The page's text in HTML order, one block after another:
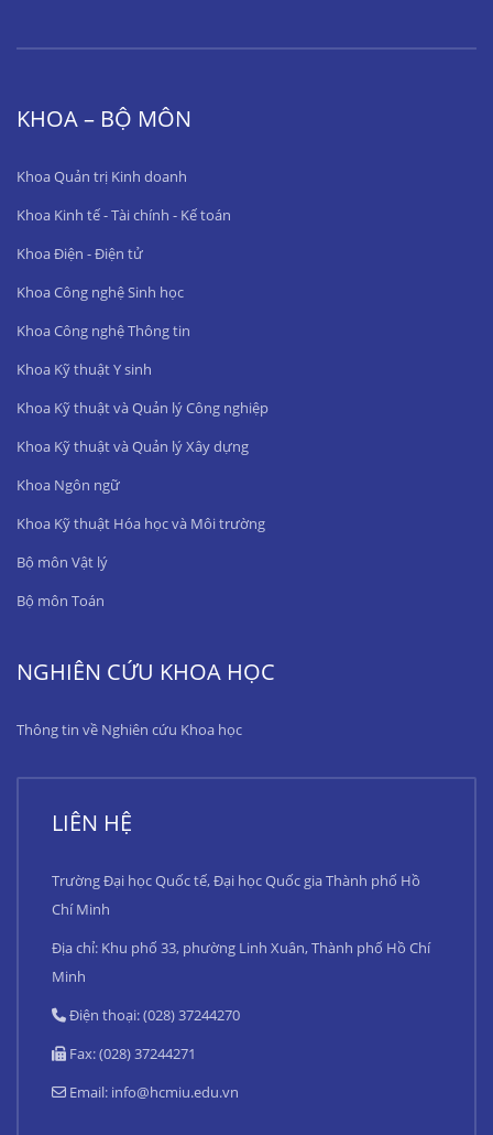
KHOA – BỘ MÔN
Khoa Quản trị Kinh doanh
Khoa Kinh tế - Tài chính - Kế toán
Khoa Điện - Điện tử
Khoa Công nghệ Sinh học
Khoa Công nghệ Thông tin
Khoa Kỹ thuật Y sinh
Khoa Kỹ thuật và Quản lý Công nghiệp
Khoa Kỹ thuật và Quản lý Xây dựng
Khoa Ngôn ngữ
Khoa Kỹ thuật Hóa học và Môi trường
Bộ môn Vật lý
Bộ môn Toán
NGHIÊN CỨU KHOA HỌC
Thông tin về Nghiên cứu Khoa học
LIÊN HỆ
Trường Đại học Quốc tế, Đại học Quốc gia Thành phố Hồ
Chí Minh
Địa chỉ: Khu phố 33, phường Linh Xuân, Thành phố Hồ Chí
Minh
Điện thoại: (028) 37244270
Fax: (028) 37244271
Email: info@hcmiu.edu.vn